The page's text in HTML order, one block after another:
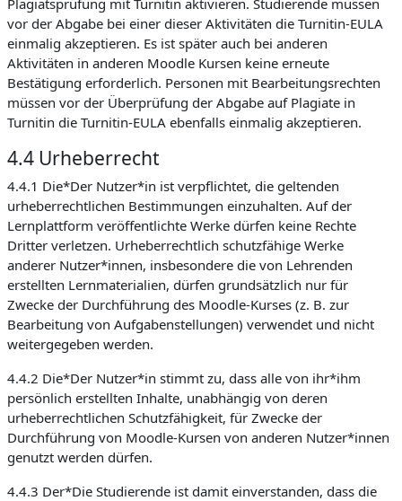
Plagiatsprüfung mit Turnitin aktivieren. Studierende müssen
vor der Abgabe bei einer dieser Aktivitäten die Turnitin-EULA
einmalig akzeptieren. Es ist später auch bei anderen
Aktivitäten in anderen Moodle Kursen keine erneute
Bestätigung erforderlich. Personen mit Bearbeitungsrechten
müssen vor der Überprüfung der Abgabe auf Plagiate in
Turnitin die Turnitin-EULA ebenfalls einmalig akzeptieren.
4.4 Urheberrecht
4.4.1 Die*Der Nutzer*in ist verpflichtet, die geltenden
urheberrechtlichen Bestimmungen einzuhalten. Auf der
Lernplattform veröffentlichte Werke dürfen keine Rechte
Dritter verletzen. Urheberrechtlich schutzfähige Werke
anderer Nutzer*innen, insbesondere die von Lehrenden
erstellten Lernmaterialien, dürfen grundsätzlich nur für
Zwecke der Durchführung des Moodle-Kurses (z. B. zur
Bearbeitung von Aufgabenstellungen) verwendet und nicht
weitergegeben werden.
4.4.2 Die*Der Nutzer*in stimmt zu, dass alle von ihr*ihm
persönlich erstellten Inhalte, unabhängig von deren
urheberrechtlichen Schutzfähigkeit, für Zwecke der
Durchführung von Moodle-Kursen von anderen Nutzer*innen
genutzt werden dürfen.
4.4.3 Der*Die Studierende ist damit einverstanden, dass die